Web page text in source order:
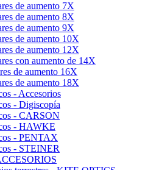
de aumento 7X
de aumento 8X
de aumento 9X
de aumento 10X
de aumento 12X
con aumento de 14X
de aumento 16X
de aumento 18X
- Accesorios
- Digiscopía
- CARSON
- HAWKE
- PENTAX
- STEINER